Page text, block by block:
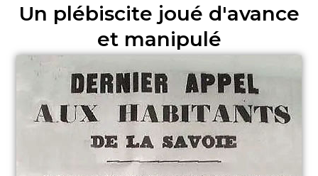
Un plébiscite joué d'avance
et manipulé